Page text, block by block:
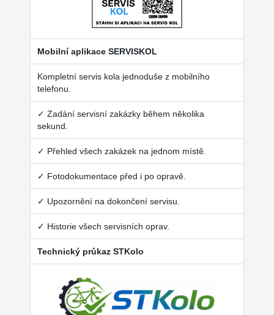
Mobilní aplikace SERVISKOL
Kompletní servis kola jednoduše z mobilního
telefonu.
✓ Zadání servisní zakázky během několika
sekund.
✓ Přehled všech zakázek na jednom místě.
✓ Fotodokumentace před i po opravě.
✓ Upozornění na dokončení servisu.
✓ Historie všech servisních oprav.
Technický průkaz STKolo